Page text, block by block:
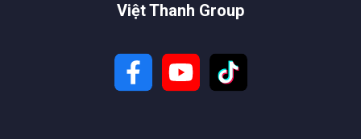
Việt Thanh Group